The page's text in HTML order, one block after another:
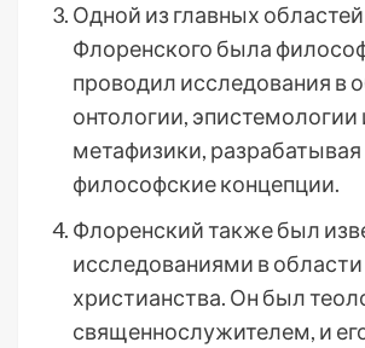
Одной из главных
Флоренского была
проводил исследования в
онтологии, эпистемологии
метафизики,
философские концепции.
Флоренский также был
исследованиями в
христианства. Он был
священнослужителем, и